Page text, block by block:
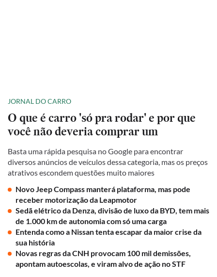
JORNAL DO CARRO
O que é carro 'só pra rodar' e por que
você não deveria comprar um
Basta uma rápida pesquisa no Google para encontrar
diversos anúncios de veículos dessa categoria, mas os preços
atrativos escondem questões muito maiores
Novo Jeep Compass manterá plataforma, mas pode
receber motorização da Leapmotor
Sedã elétrico da Denza, divisão de luxo da BYD, tem mais
de 1.000 km de autonomia com só uma carga
Entenda como a Nissan tenta escapar da maior crise da
sua história
Novas regras da CNH provocam 100 mil demissões,
apontam autoescolas, e viram alvo de ação no STF